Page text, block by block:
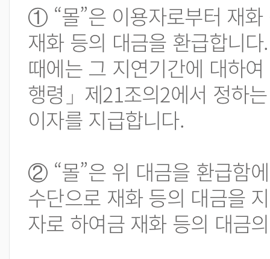
① “몰”은 이용자로부터 재
재화 등의 대금을 환급합니
때에는 그 지연기간에 대하
행령」제21조의2에서 정하
이자를 지급합니다.
② “몰”은 위 대금을 환급함
수단으로 재화 등의 대금을
자로 하여금 재화 등의 대금